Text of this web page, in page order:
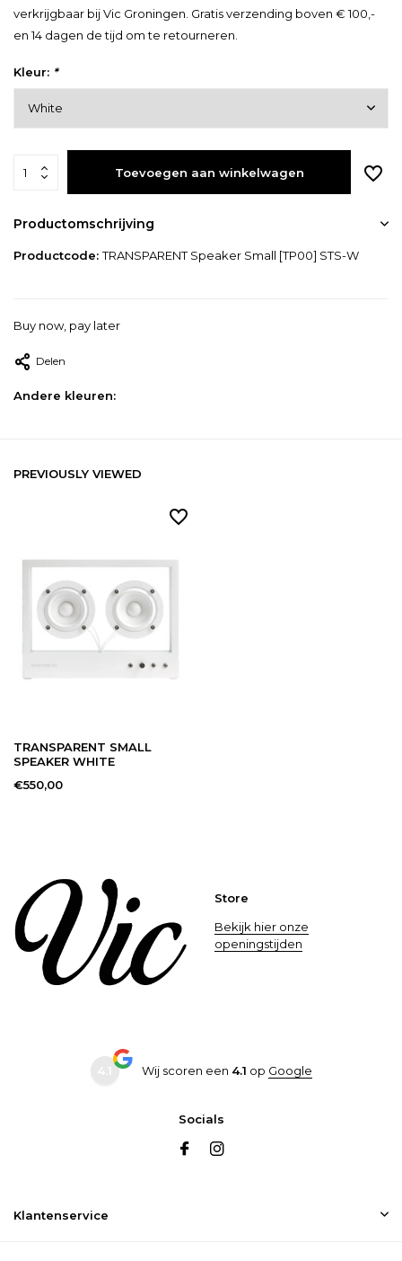
verkrijgbaar bij Vic Groningen. Gratis verzending boven € 100,-
en 14 dagen de tijd om te retourneren.
Kleur: *
Toevoegen aan winkelwagen
Productomschrijving
Productcode:TRANSPARENT Speaker Small [TP00] STS-W
Buy now, pay later
Delen
Andere kleuren:
PREVIOUSLY VIEWED
TRANSPARENT SMALL
SPEAKER WHITE
€550,00
Store
Bekijk hier onze
openingstijden
Wij scoren een 4.1 op Google
Socials
Klantenservice